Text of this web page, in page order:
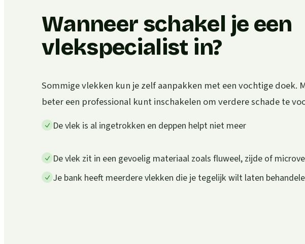
Wanneer schakel je een
vlekspecialist in?
Sommige vlekken kun je zelf aanpakken met een vochtige doek.
beter een professional kunt inschakelen om verdere schade te
De vlek is al ingetrokken en deppen helpt niet meer
De vlek zit in een gevoelig materiaal zoals fluweel, zijde of
Je bank heeft meerdere vlekken die je tegelijk wilt laten